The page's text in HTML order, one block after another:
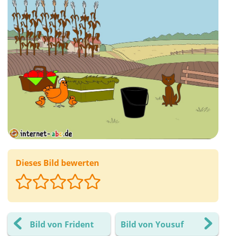
Dieses Bild bewerten
Bild von Frident Bild von Yousuf